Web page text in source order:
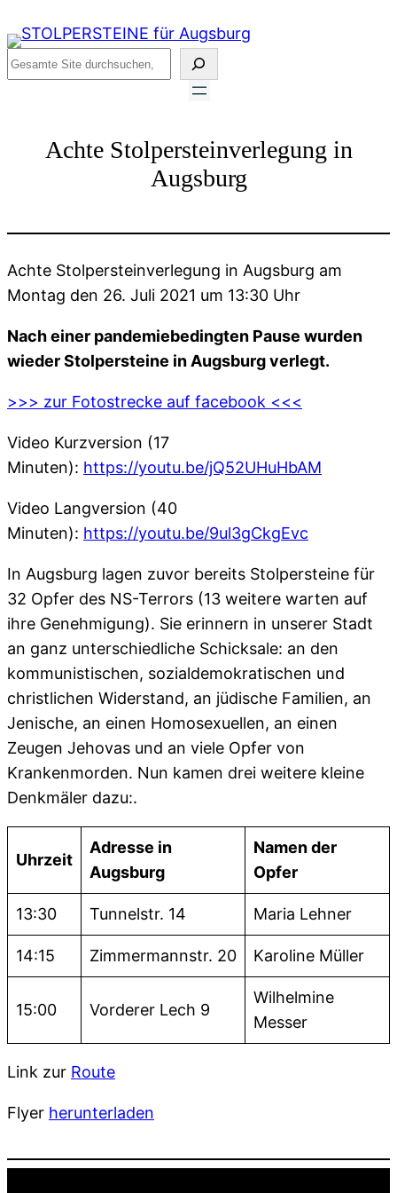
Inhalt
springen
Suchen
Achte Stolpersteinverlegung in
Augsburg
Achte Stolpersteinverlegung in Augsburg am
Montag den 26. Juli 2021 um 13:30 Uhr
Nach einer pandemiebedingten Pause wurden
wieder Stolpersteine in Augsburg verlegt.
>>> zur Fotostrecke auf facebook <<<
Video Kurzversion (17
Minuten): https://youtu.be/jQ52UHuHbAM
Video Langversion (40
Minuten): https://youtu.be/9ul3gCkgEvc
In Augsburg lagen zuvor bereits Stolpersteine für
32 Opfer des NS-Terrors (13 weitere warten auf
ihre Genehmigung). Sie erinnern in unserer Stadt
an ganz unterschiedliche Schicksale: an den
kommunistischen, sozialdemokratischen und
christlichen Widerstand, an jüdische Familien, an
Jenische, an einen Homosexuellen, an einen
Zeugen Jehovas und an viele Opfer von
Krankenmorden. Nun kamen drei weitere kleine
Denkmäler dazu:.
Uhrzeit
Adresse in
Augsburg
Namen der
Opfer
13:30 Tunnelstr. 14 Maria Lehner
14:15 Zimmermannstr. 20 Karoline Müller
15:00 Vorderer Lech 9
Wilhelmine
Messer
Link zur Route
Flyer herunterladen